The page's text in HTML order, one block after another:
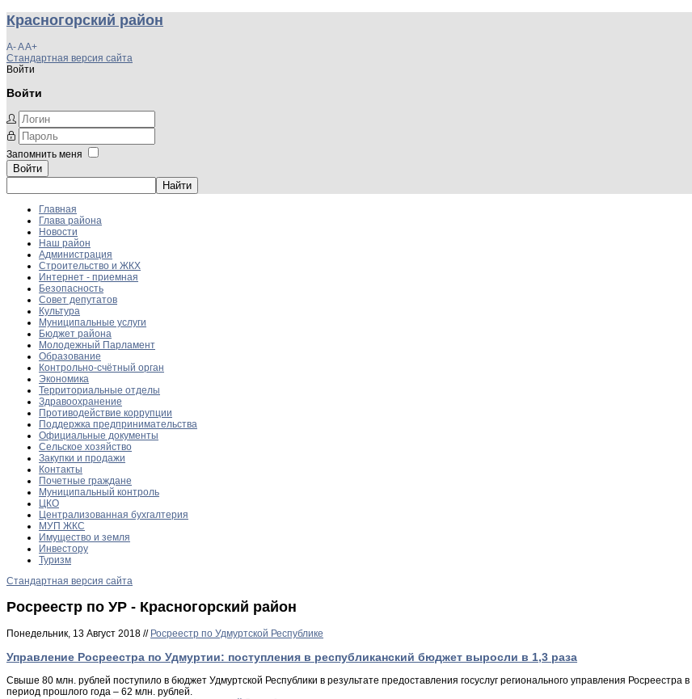
Красногорский район
A-AA+
Стандартная версия сайта
Войти
Войти
Запомнить меня
Войти
Главная
Глава района
Новости
Наш район
Администрация
Строительство и ЖКХ
Интернет - приемная
Безопасность
Совет депутатов
Культура
Муниципальные услуги
Бюджет района
Молодежный Парламент
Образование
Контрольно-счётный орган
Экономика
Территориальные отделы
Здравоохранение
Противодействие коррупции
Поддержка предпринимательства
Официальные документы
Сельское хозяйство
Закупки и продажи
Контакты
Почетные граждане
Муниципальный контроль
ЦКО
Централизованная бухгалтерия
МУП ЖКС
Имущество и земля
Инвестору
Туризм
Стандартная версия сайта
Росреестр по УР - Красногорский район
Понедельник, 13 Август 2018 // Росреестр по Удмуртской Республике
Управление Росреестра по Удмуртии: поступления в республиканский бюджет выросли в 1,3 раза
Свыше 80 млн. рублей поступило в бюджет Удмуртской Республики в результате предоставления госуслуг регионального управления
период прошлого года – 62 млн. рублей.